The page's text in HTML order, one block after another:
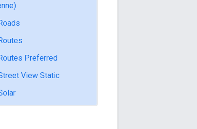
Preferred
View Static